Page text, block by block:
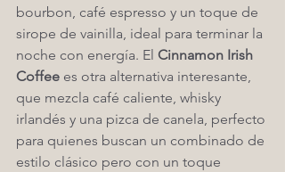
bourbon, café espresso y un toque de
sirope de vainilla, ideal para terminar la
noche con energía. El Cinnamon Irish
Coffee es otra alternativa interesante,
que mezcla café caliente, whisky
irlandés y una pizca de canela, perfecto
para quienes buscan un combinado de
estilo clásico pero con un toque